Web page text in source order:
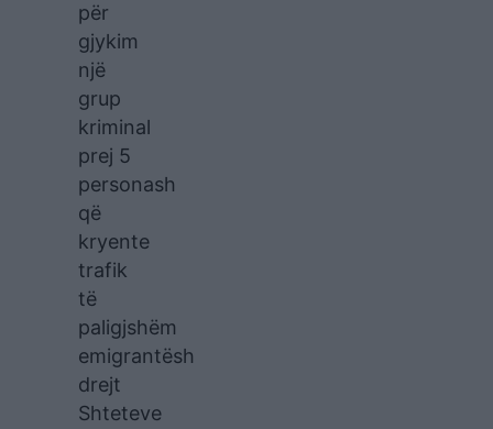
për
gjykim
një
grup
kriminal
prej 5
personash
që
kryente
trafik
të
paligjshëm
emigrantësh
drejt
Shteteve